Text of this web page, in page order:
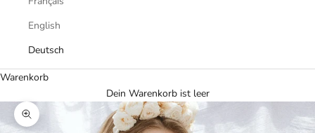
English
Deutsch
Warenkorb
Dein Warenkorb ist leer
Bild vergrößern